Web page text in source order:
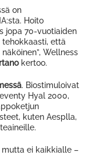
on
Hoito
jopa 70-vuotiaiden
tehokkaasti, että
Wellness
kertoo.
. Biostimuloivat
Hyal 2000,
kuten Aesplla,
mutta ei kaikkialle –